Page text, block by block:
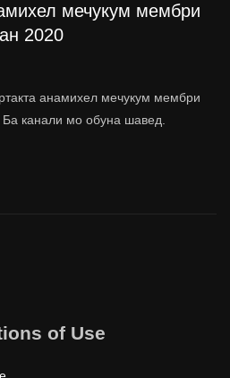
мечукум мембри
2020
анамихел мечукум мембри
канали мо обуна шавед.
of Use